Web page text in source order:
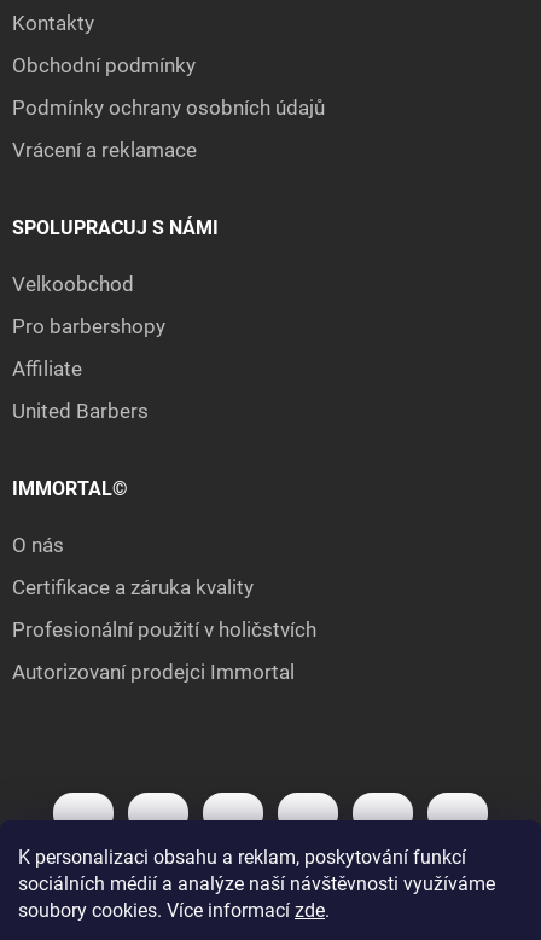
K personalizaci obsahu a reklam, poskytování funkcí
sociálních médií a analýze naší návštěvnosti využíváme
soubory cookies. Více informací zde.
Kontakty
Obchodní podmínky
Podmínky ochrany osobních údajů
Vrácení a reklamace
SPOLUPRACUJ S NÁMI
Velkoobchod
Pro barbershopy
Affiliate
United Barbers
IMMORTAL©
O nás
Certifikace a záruka kvality
Profesionální použití v holičstvích
Autorizovaní prodejci Immortal